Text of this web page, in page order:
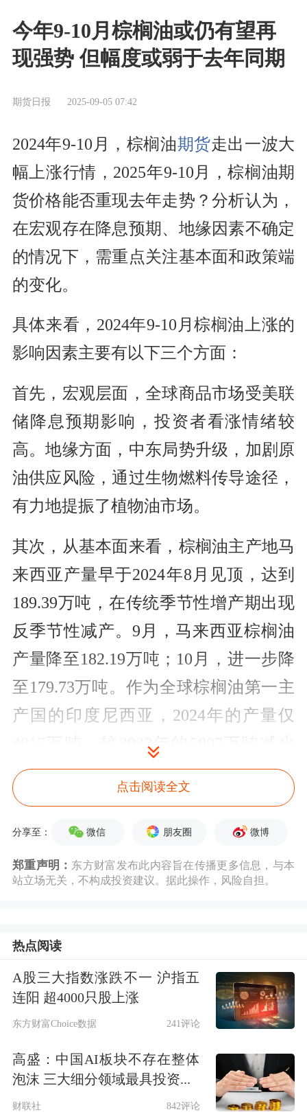
今年9-10月棕榈油或仍有望再
现强势 但幅度或弱于去年同期
期货日报 2025-09-05 07:42
2024年9-10月，棕榈油期货走出一波大
幅上涨行情，2025年9-10月，棕榈油期
货价格能否重现去年走势？分析认为，
在宏观存在降息预期、地缘因素不确定
的情况下，需重点关注基本面和政策端
的变化。
具体来看，2024年9-10月棕榈油上涨的
影响因素主要有以下三个方面：
首先，宏观层面，全球商品市场受美联
储降息预期影响，投资者看涨情绪较
高。地缘方面，中东局势升级，加剧原
油供应风险，通过生物燃料传导途径，
有力地提振了植物油市场。
其次，从基本面来看，棕榈油主产地马
来西亚产量早于2024年8月见顶，达到
189.39万吨，在传统季节性增产期出现
反季节性减产。9月，马来西亚棕榈油
产量降至182.19万吨；10月，进一步降
至179.73万吨。作为全球棕榈油第一主
产国的印度尼西亚，2024年的产量仅
4817万吨，较2023年的5007万吨减少
3.80%。出口方面，马来西亚2024年棕
榈油出口量达1690万吨，较2023年的
1514万吨增加11.68%。在产量缩减但出
口高增的情况下，马来西亚2024年年末
棕榈油库存仅170.87万吨，全年仅有1
张格局。
最后，政策方面，2024年9月9日，我国
商务部宣布对原产于加拿大的进口油菜
涨。但之后由于各油脂品种基本面不
同，棕榈油与其他油品价差扩大，甚至
点击阅读全文
分享至： 微信 朋友圈 微博
郑重声明： 东方财富发布此内容旨在传播更多信息，与本
站立场无关，不构成投资建议。据此操作，风险自担。
热点阅读
A股三大指数涨跌不一 沪指五
连阳 超4000只股上涨
东方财富Choice数据 241评论
高盛：中国AI板块不存在整体
泡沫 三大细分领域最具投资...
财联社 842评论